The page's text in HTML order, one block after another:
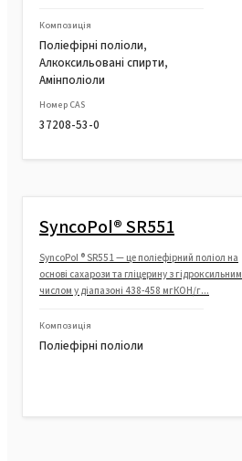
Композиція
Поліефірні поліоли,
Алкоксильовані спирти,
Амінполіоли
Номер CAS
37208-53-0
SyncoPol® SR551
SyncoPol ® SR551 — це поліефірний поліол на
основі сахарози та гліцерину з гідроксильним
числом у діапазоні 438-458 мгКОН/г...
Композиція
Поліефірні поліоли